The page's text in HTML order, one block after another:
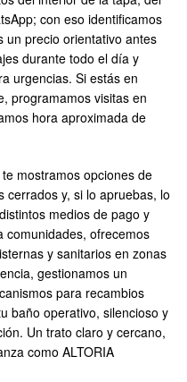
con eso identificamos
un precio orientativo antes
durante todo el día y
urgencias. Si estás en
programamos visitas en
hora aproximada de
mostramos opciones de
cerrados y, si lo apruebas, lo
medios de pago y
comunidades, ofrecemos
y sanitarios en zonas
gestionamos un
para recambios
baño operativo, silencioso y
Un trato claro y cercano,
como ALTORIA